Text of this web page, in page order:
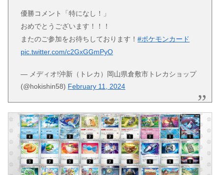
優勝コメント「特になし！」
おめでとうございます！！！
またのご参加をお待ちしております！#ポケモンカード
pic.twitter.com/c2GxGGmPyO
— メディオ!沖新（トレカ）岡山県倉敷市トレカショップ
(@hokishin58) February 11, 2024